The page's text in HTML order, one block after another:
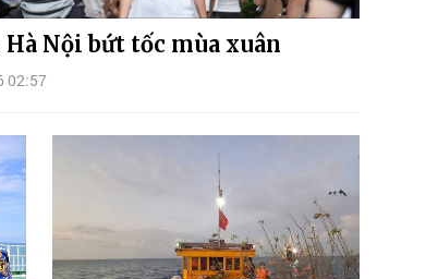
Nội bứt tốc mùa xuân
02:57